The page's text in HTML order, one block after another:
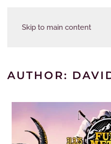
Skip to main content
AUTHOR: